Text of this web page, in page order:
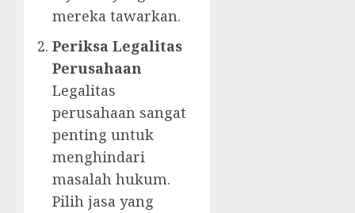
mereka tawarkan.
Periksa Legalitas
Perusahaan
Legalitas
perusahaan sangat
penting untuk
menghindari
masalah hukum.
Pilih jasa yang